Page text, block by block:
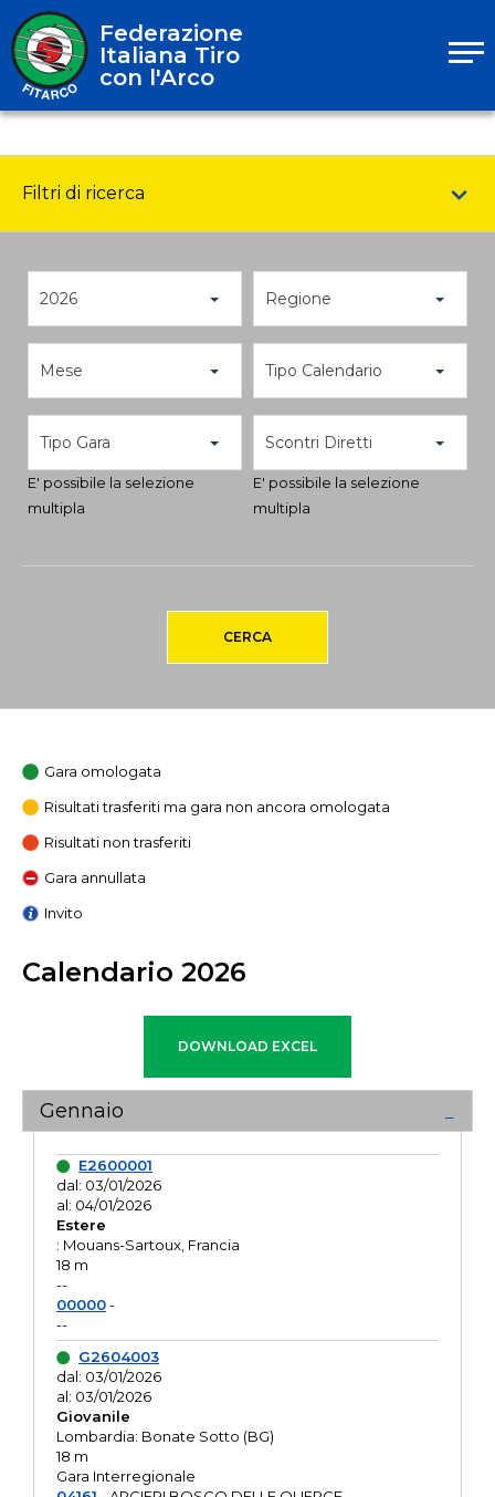
Federazione
Italiana Tiro
con l'Arco
Filtri di ricerca
2026 Regione
Mese Tipo Calendario
Tipo Gara
E' possibile la selezione
multipla
Scontri Diretti
E' possibile la selezione
multipla
CERCA
Gara omologata
Risultati trasferiti ma gara non ancora omologata
Risultati non trasferiti
Gara annullata
Invito
Calendario 2026
Gennaio
E2600001
dal: 03/01/2026
al: 04/01/2026
Estere
: Mouans-Sartoux, Francia
18 m
--
00000-
--
G2604003
dal: 03/01/2026
al: 03/01/2026
Giovanile
Lombardia: Bonate Sotto (BG)
18 m
Gara Interregionale